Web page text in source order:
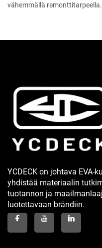
vähemmällä remonttitarpeella.
YCDECK on johtava EVA-
yhdistää materiaalin
tuotannon ja
luotettavaan brändiin.